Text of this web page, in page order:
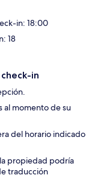
in: 18:00
18
in
al momento de su
del horario indicado
propiedad podría
traducción